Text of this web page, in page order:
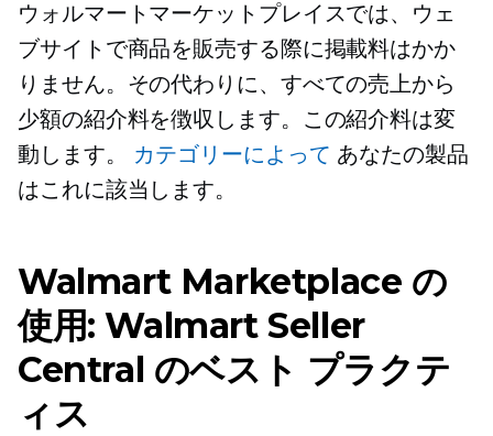
ウォルマートマーケットプレイスでは、ウェ
ブサイトで商品を販売する際に掲載料はかか
りません。その代わりに、すべての売上から
少額の紹介料を徴収します。この紹介料は変
動します。 カテゴリーによって あなたの製品
はこれに該当します。
Walmart Marketplace の
使用: Walmart Seller
Central のベスト プラクテ
ィス